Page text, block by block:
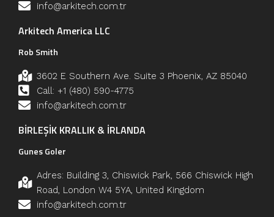
info@arkitech.com.tr
Arkitech America LLC
Rob Smith
3602 E Southern Ave. Suite 3 Phoenix, AZ 85040
Call: +1 (480) 590-4775
info@arkitech.com.tr
BİRLEŞİK KRALLIK & İRLANDA
Gunes Goler
Adres: Building 3, Chiswick Park, 566 Chiswick High
Road, London W4 5YA, United Kingdom
info@arkitech.com.tr